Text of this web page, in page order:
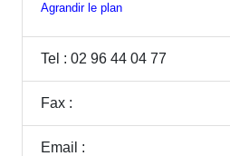
Agrandir le plan
Tel : 02 96 44 04 77
Fax :
Email :